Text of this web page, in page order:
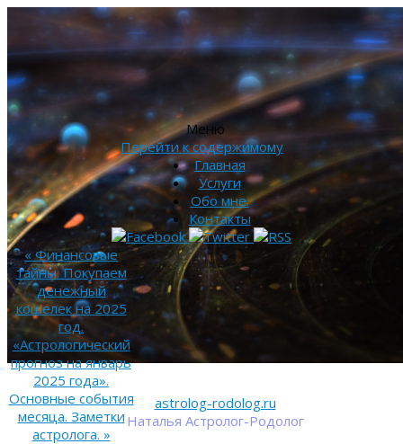
astrolog-rodolog.ru
Наталья Астролог-Родолог
Меню
Перейти к содержимому
Главная
Услуги
Обо мне.
Контакты
«Финансовые
тайны. Покупаем
денежный
кошелек на 2025
год.
«Астрологический
прогноз на январь
2025 года».
Основные события
месяца. Заметки
астролога. »